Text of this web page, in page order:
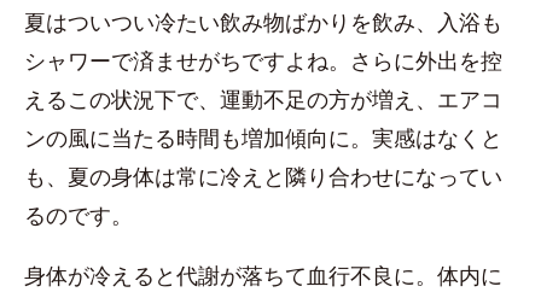
夏はついつい冷たい飲み物ばかりを飲み、入浴も
シャワーで済ませがちですよね。さらに外出を控
えるこの状況下で、運動不足の方が増え、エアコ
ンの風に当たる時間も増加傾向に。実感はなくと
も、夏の身体は常に冷えと隣り合わせになってい
るのです。
身体が冷えると代謝が落ちて血行不良に。体内に